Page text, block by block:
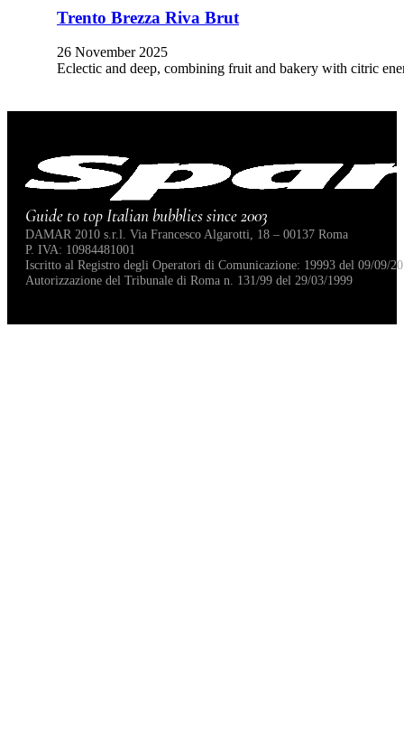
Trento Brezza Riva Brut
26 November 2025
Eclectic and deep, combining fruit and bakery with citric
Guide to top Italian bubblies since 2003
DAMAR 2010 s.r.l. Via Francesco Algarotti, 18 – 00137 Roma
P. IVA: 10984481001
Iscritto al Registro degli Operatori di Comunicazione: 19993 del 09/09/
Autorizzazione del Tribunale di Roma n. 131/99 del 29/03/1999